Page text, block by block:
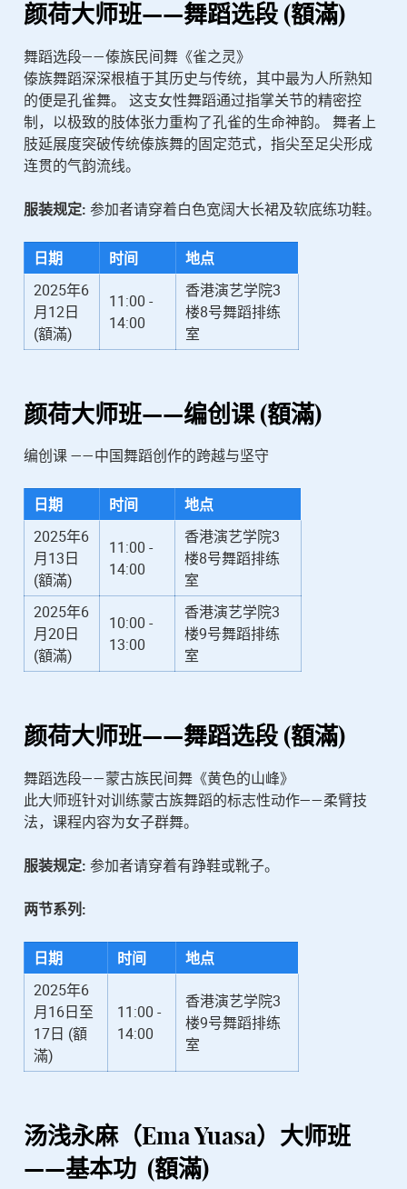
颜荷大师班——舞蹈选段 (額滿)
舞蹈选段——傣族民间舞《雀之灵》
傣族舞蹈深深根植于其历史与传统，其中最为人所熟知
的便是孔雀舞。 这支女性舞蹈通过指掌关节的精密控
制，以极致的肢体张力重构了孔雀的生命神韵。 舞者上
肢延展度突破传统傣族舞的固定范式，指尖至足尖形成
连贯的气韵流线。
服装规定: 参加者请穿着白色宽阔大长裙及软底练功鞋。
日期 时间
地点
2025年6
月12日
(額滿)
11:00 -
14:00
香港演艺学院3
楼8号舞蹈排练
室
颜荷大师班——编创课 (額滿)
编创课 ——中国舞蹈创作的跨越与坚守
日期 时间
地点
2025年6
月13日
(額滿)
11:00 -
14:00
香港演艺学院3
楼8号舞蹈排练
室
2025年6
月20日
(額滿)
10:00 -
13:00
香港演艺学院3
楼9号舞蹈排练
室
颜荷大师班——舞蹈选段 (額滿)
舞蹈选段——蒙古族民间舞《黄色的山峰》
此大师班针对训练蒙古族舞蹈的标志性动作——柔臂技
法，课程内容为女子群舞。
服装规定: 参加者请穿着有踭鞋或靴子。
两节系列:
日期 时间
地点
2025年6
月16日至
17日 (額
滿)
11:00 -
14:00
香港演艺学院3
楼9号舞蹈排练
室
汤浅永麻（Ema Yuasa） 大师班
——基本功 (額滿)